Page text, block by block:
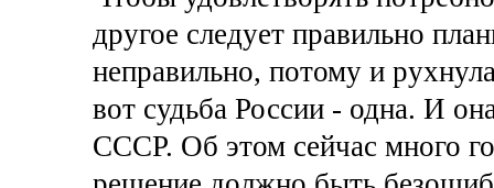
другое следует правильно
неправильно, потому и
вот судьба России - одна. И
СССР. Об этом сейчас много